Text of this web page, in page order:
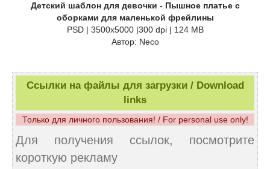
Детский шаблон для девочки - Пышное платье с
оборками для маленькой фрейлины
PSD | 3500x5000 |300 dpi | 124 MB
Автор: Neco
Ссылки на файлы для загрузки / Download
links
Только для личного пользования! / For personal use only!
Для получения ссылок, посмотрите
короткую рекламу